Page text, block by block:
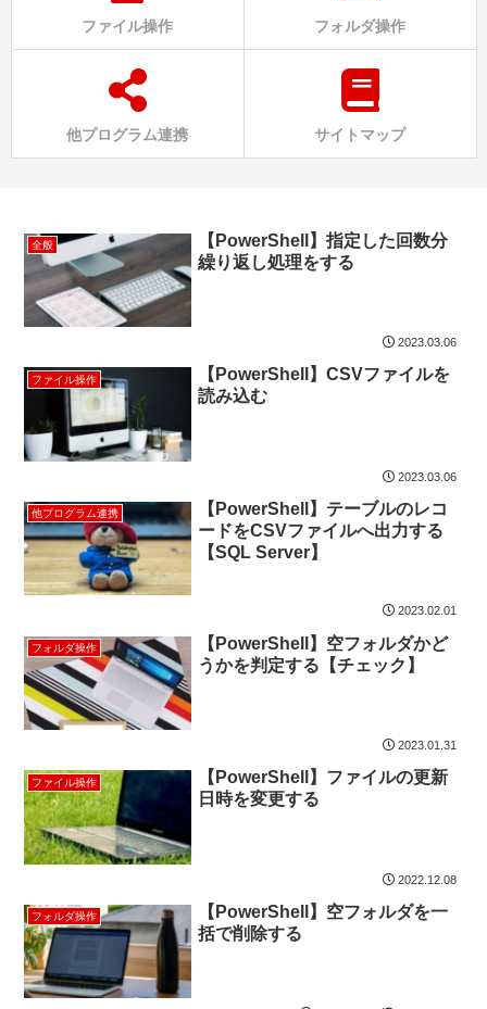
ファイル操作 フォルダ操作
他プログラム連携 サイトマップ
全般
【PowerShell】指定した回数分
繰り返し処理をする
2023.03.06
ファイル操作
【PowerShell】CSVファイルを
読み込む
2023.03.06
他プログラム連携
【PowerShell】テーブルのレコ
ードをCSVファイルへ出力する
【SQL Server】
2023.02.01
フォルダ操作
【PowerShell】空フォルダかど
うかを判定する【チェック】
2023.01.31
ファイル操作
【PowerShell】ファイルの更新
日時を変更する
2022.12.08
フォルダ操作
【PowerShell】空フォルダを一
括で削除する